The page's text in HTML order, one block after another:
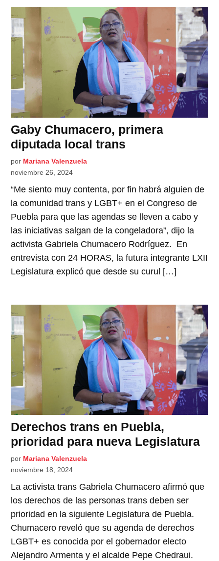
Gaby Chumacero, primera
diputada local trans
por Mariana Valenzuela
noviembre 26, 2024
“Me siento muy contenta, por fin habrá alguien de
la comunidad trans y LGBT+ en el Congreso de
Puebla para que las agendas se lleven a cabo y
las iniciativas salgan de la congeladora”, dijo la
activista Gabriela Chumacero Rodríguez. En
entrevista con 24 HORAS, la futura integrante LXII
Legislatura explicó que desde su curul […]
Derechos trans en Puebla,
prioridad para nueva Legislatura
por Mariana Valenzuela
noviembre 18, 2024
La activista trans Gabriela Chumacero afirmó que
los derechos de las personas trans deben ser
prioridad en la siguiente Legislatura de Puebla.
Chumacero reveló que su agenda de derechos
LGBT+ es conocida por el gobernador electo
Alejandro Armenta y el alcalde Pepe Chedraui.